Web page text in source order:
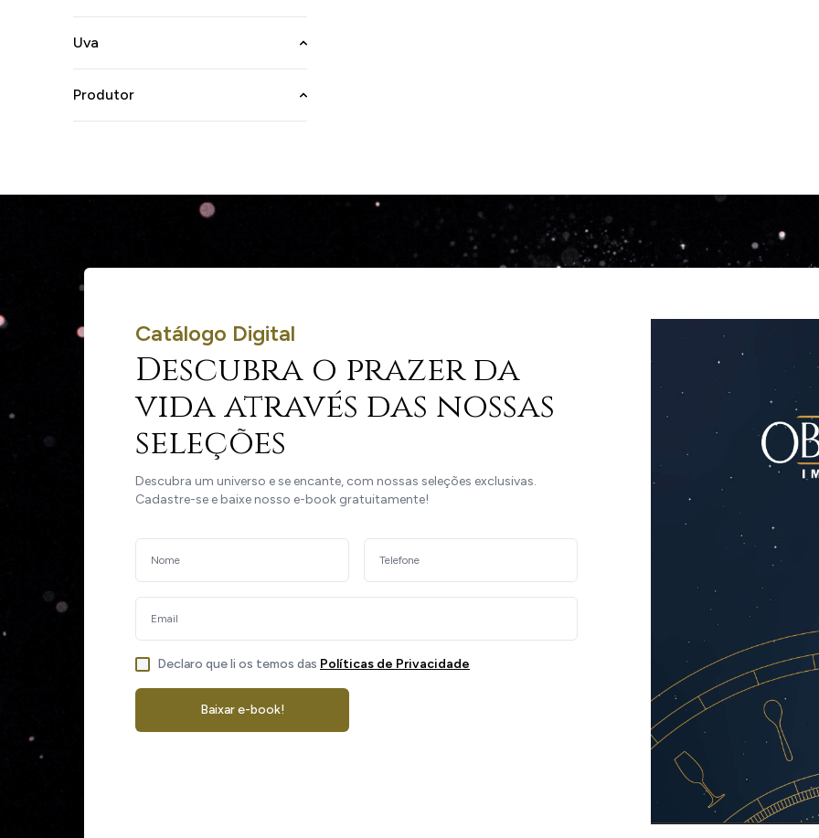
Uva
Produtor
Catálogo Digital
Descubra o prazer da
vida através das nossas
seleções
Descubra um universo e se encante, com nossas seleções exclusivas.
Cadastre-se e baixe nosso e-book gratuitamente!
Declaro que li os temos das Políticas de Privacidade
Baixar e-book!